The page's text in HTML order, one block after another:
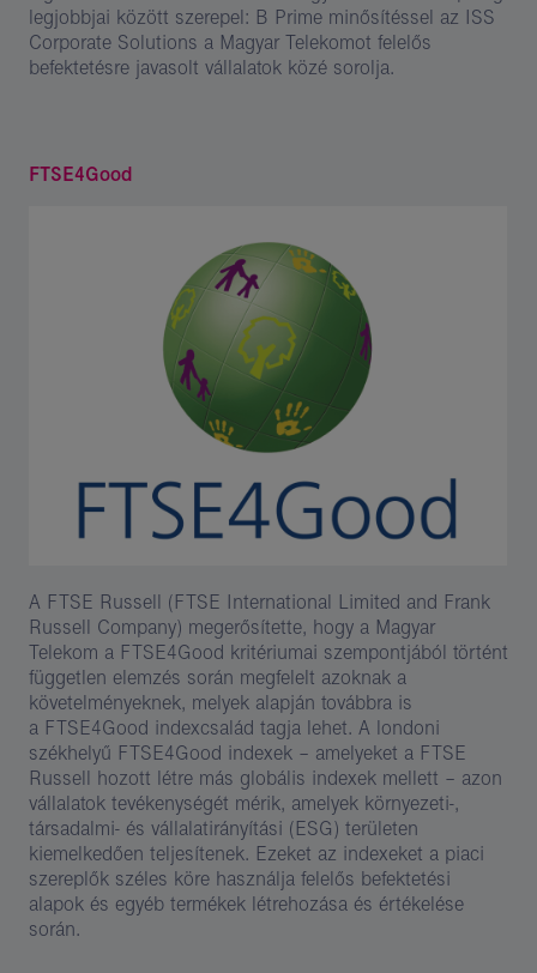
legjobbjai között szerepel: B Prime minősítéssel az ISS
Corporate Solutions a Magyar Telekomot felelős
befektetésre javasolt vállalatok közé sorolja.
FTSE4Good
A FTSE Russell (FTSE International Limited and Frank
Russell Company) megerősítette, hogy a Magyar
Telekom a FTSE4Good kritériumai szempontjából történt
független elemzés során megfelelt azoknak a
követelményeknek, melyek alapján továbbra is
a FTSE4Good indexcsalád tagja lehet. A londoni
székhelyű FTSE4Good indexek – amelyeket a FTSE
Russell hozott létre más globális indexek mellett – azon
vállalatok tevékenységét mérik, amelyek környezeti-,
társadalmi- és vállalatirányítási (ESG) területen
kiemelkedően teljesítenek. Ezeket az indexeket a piaci
szereplők széles köre használja felelős befektetési
alapok és egyéb termékek létrehozása és értékelése
során.